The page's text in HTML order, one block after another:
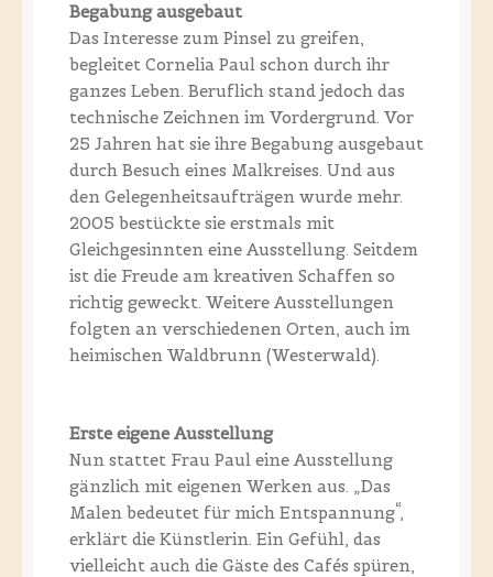
Begabung ausgebaut
Das Interesse zum Pinsel zu greifen,
begleitet Cornelia Paul schon durch ihr
ganzes Leben. Beruflich stand jedoch das
technische Zeichnen im Vordergrund. Vor
25 Jahren hat sie ihre Begabung ausgebaut
durch Besuch eines Malkreises. Und aus
den Gelegenheitsaufträgen wurde mehr.
2005 bestückte sie erstmals mit
Gleichgesinnten eine Ausstellung. Seitdem
ist die Freude am kreativen Schaffen so
richtig geweckt. Weitere Ausstellungen
folgten an verschiedenen Orten, auch im
heimischen Waldbrunn (Westerwald).
Erste eigene Ausstellung
Nun stattet Frau Paul eine Ausstellung
gänzlich mit eigenen Werken aus. „Das
Malen bedeutet für mich Entspannung“,
erklärt die Künstlerin. Ein Gefühl, das
vielleicht auch die Gäste des Cafés spüren,